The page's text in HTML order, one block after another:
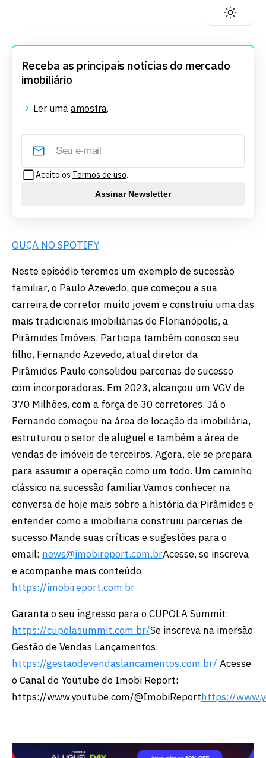
Receba as principais notícias do mercado
imobiliário
Ler uma amostra.
Aceito os Termos de uso.
Assinar Newsletter
OUÇA NO SPOTIFY
Neste episódio teremos um exemplo de sucessão
familiar, o Paulo Azevedo, que começou a sua
carreira de corretor muito jovem e construiu uma das
mais tradicionais imobiliárias de Florianópolis, a
Pirâmides Imóveis. Participa também conosco seu
filho, Fernando Azevedo, atual diretor da
Pirâmides Paulo consolidou parcerias de sucesso
com incorporadoras. Em 2023, alcançou um VGV de
370 Milhões, com a força de 30 corretores. Já o
Fernando começou na área de locação da imobiliária,
estruturou o setor de aluguel e também a área de
vendas de imóveis de terceiros. Agora, ele se prepara
para assumir a operação como um todo. Um caminho
clássico na sucessão familiar.Vamos conhecer na
conversa de hoje mais sobre a história da Pirâmides e
entender como a imobiliária construiu parcerias de
sucesso.Mande suas críticas e sugestões para o
email: news@imobireport.com.brAcesse, se inscreva
e acompanhe mais conteúdo:
⁠⁠⁠⁠⁠⁠⁠https://imobireport.com.br⁠⁠⁠⁠⁠⁠
Garanta o seu ingresso para o CUPOLA Summit:
https://cupolasummit.com.br/Se inscreva na imersão
Gestão de Vendas Lançamentos:
https://gestaodevendaslancamentos.com.br/ Acesse
o Canal do Youtube do Imobi Report:
https://www.youtube.com/@ImobiReporthttps://